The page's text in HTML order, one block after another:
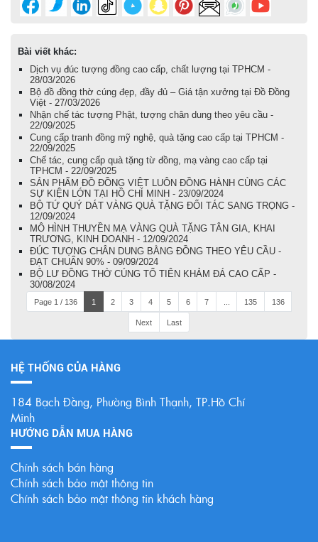
Bài viết khác:
Dịch vụ đúc tượng đồng cao cấp, chất lượng tại TPHCM -
28/03/2026
Bộ đồ đồng thờ cúng đẹp, đầy đủ – Giá tận xưởng tại Đồ Đồng
Việt - 27/03/2026
Nhận chế tác tượng Phật, tượng chân dung theo yêu cầu -
22/09/2025
Cung cấp tranh đồng mỹ nghệ, quà tặng cao cấp tại TPHCM -
22/09/2025
Chế tác, cung cấp quà tặng từ đồng, mạ vàng cao cấp tại
TPHCM - 22/09/2025
SẢN PHẨM ĐỒ ĐỒNG VIỆT LUÔN ĐỒNG HÀNH CÙNG CÁC
SỰ KIỆN LỚN TẠI HỒ CHÍ MINH - 23/09/2024
BỘ TỨ QUÝ DÁT VÀNG QUÀ TẶNG ĐỐI TÁC SANG TRỌNG -
12/09/2024
MÔ HÌNH THUYỀN MẠ VÀNG QUÀ TẶNG TÂN GIA, KHAI
TRƯƠNG, KINH DOANH - 12/09/2024
ĐÚC TƯỢNG CHÂN DUNG BẰNG ĐỒNG THEO YÊU CẦU -
ĐẠT CHUẨN 90% - 09/09/2024
BỘ LƯ ĐỒNG THỜ CÚNG TỔ TIÊN KHẢM ĐÁ CAO CẤP -
30/08/2024
Page 1 / 136 1 2 3 4 5 6 7 135 136
Next Last
HỆ THỐNG CỦA HÀNG
184 Bạch Đằng, Phường Bình Thạnh, TP.Hồ Chí
Minh
HƯỚNG DẪN MUA HÀNG
Chính sách bán hàng
Chính sách bảo mật thông tin
Chính sách bảo mật thông tin khách hàng